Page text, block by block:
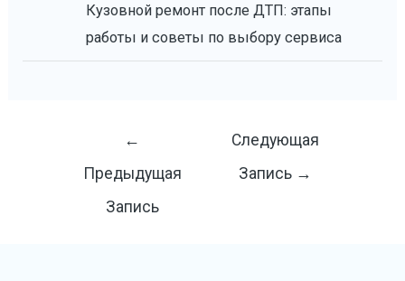
Кузовной ремонт после ДТП: этапы
работы и советы по выбору сервиса
←
Предыдущая
Запись
Следующая
Запись →